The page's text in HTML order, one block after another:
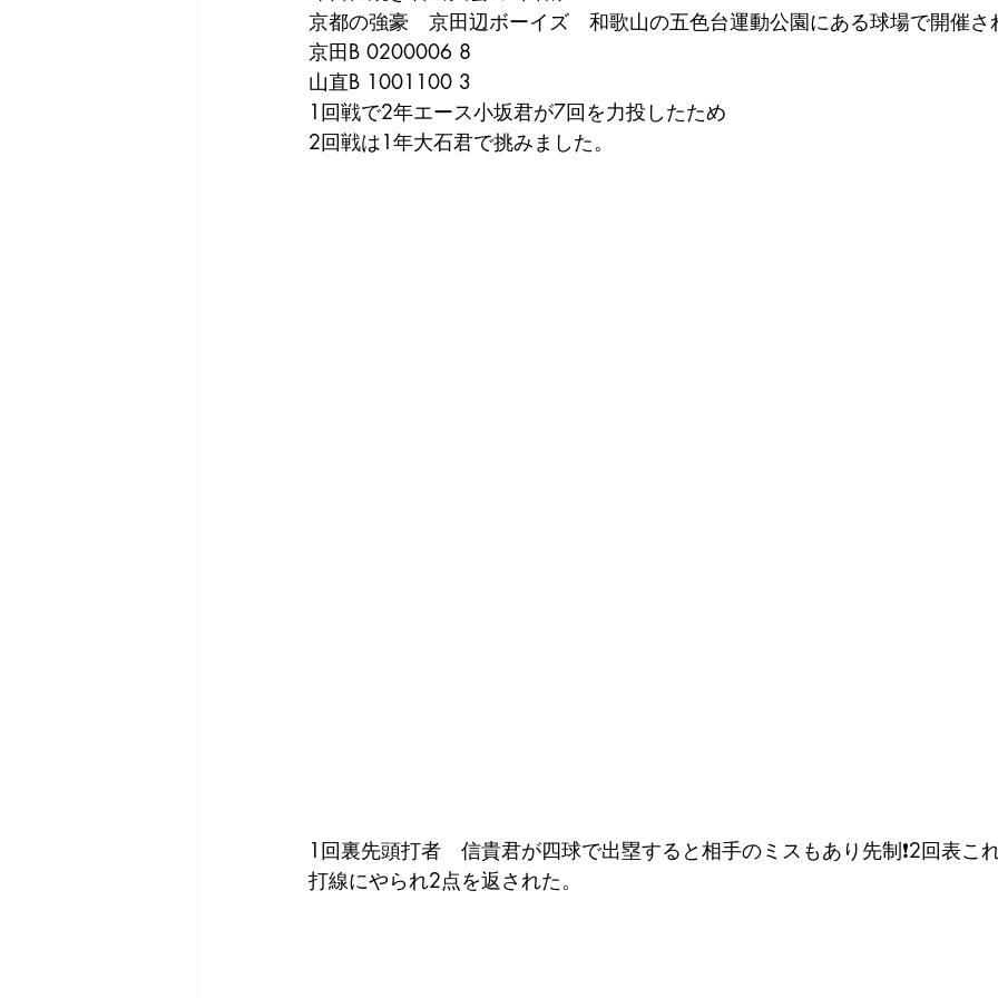
京都の強豪　京田辺ボーイズ　和歌山の五色台運動公園にある球場で開催さ
京田B 0200006 8
山直B 1001100 3
1回戦で2年エース小坂君が7回を力投したため
2回戦は1年大石君で挑みました。
1回裏先頭打者　信貴君が四球で出塁すると相手のミスもあり先制❗️2回表こ
打線にやられ2点を返された。